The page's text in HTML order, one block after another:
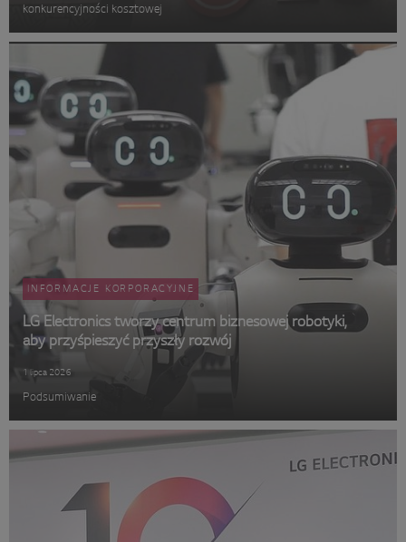
konkurencyjności kosztowej
INFORMACJE KORPORACYJNE
LG Electronics tworzy centrum biznesowej robotyki,
aby przyśpieszyć przyszły rozwój
1 lipca 2026
Podsumiwanie